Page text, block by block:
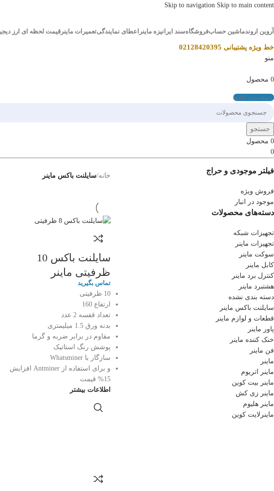
Skip to navigation Skip to main content
آروین اروندماشین حسابفروشگاهسند ایرانیزه ماینر اعطای نمایندگیتعمیرات ماینر قیمت لحظه ای ارز
خط ویژه پشتیبانی 02128420395
منو
0 محصول
دسته بندی کالاها
جستجو
0 محصول
0
فیلتر موجودی و حراج
فروش ویژه
موجود در انبار
دسته‌های محصولات
تجهیزات شبکه
تجهیزات ماینر
سوکت ماینر
کابل ماینر
کنترل برد ماینر
هشتبرد ماینر
دسته بندی نشده
سایلنت باکس ماینر
قطعات و لوازم ماینر
پاور ماینر
خنک کننده ماینر
فن ماینر
ماینر
ماینر اتریوم
ماینر بیت کوین
ماینر زی کش
ماینر هلیوم
ماینرلایت کوین
خانه/سایلنت باکس ماینر
سایلنت باکس 10
ظرفیتی ماینر
تماس بگیرید
10 ظرفیتی
ارتفاع 160
تعداد قفسه 2 عدد
بدنه ورق 1.5 میلیمتری
مقاوم در برابر ضربه و گرما
پوشش رنگ استاتیک
سازگار با Whatsminer
و برای استفاده از Antminer افزایش
15% قیمت
اطلاعات بیشتر